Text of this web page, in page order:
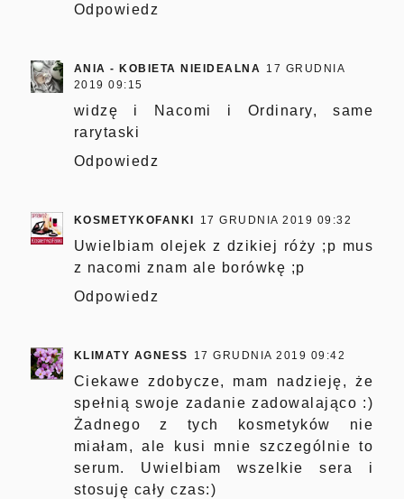
Odpowiedz
ANIA - KOBIETA NIEIDEALNA 17 GRUDNIA
2019 09:15
widzę i Nacomi i Ordinary, same
rarytaski
Odpowiedz
KOSMETYKOFANKI 17 GRUDNIA 2019 09:32
Uwielbiam olejek z dzikiej róży ;p mus
z nacomi znam ale borówkę ;p
Odpowiedz
KLIMATY AGNESS 17 GRUDNIA 2019 09:42
Ciekawe zdobycze, mam nadzieję, że
spełnią swoje zadanie zadowalająco :)
Żadnego z tych kosmetyków nie
miałam, ale kusi mnie szczególnie to
serum. Uwielbiam wszelkie sera i
stosuję cały czas:)